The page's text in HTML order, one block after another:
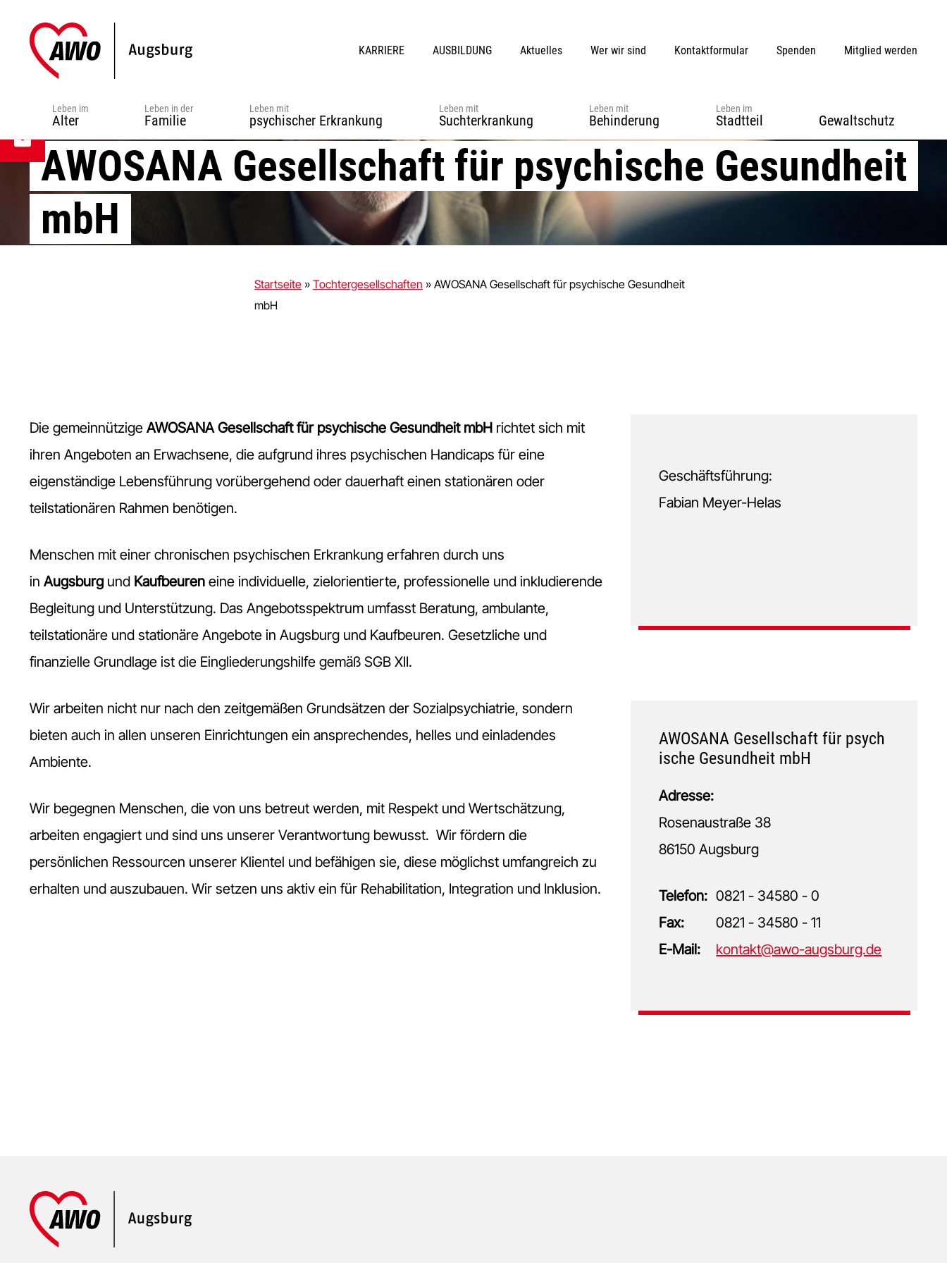
Hauptnavigation
springen
Inhalt
springen
Fußzeile
springen
KARRIERE AUSBILDUNG Aktuelles Wer wir sind Kontaktformular Spenden Mitglied werden
Leben im
Alter
Leben in der
Familie
Leben mit
psychischer Erkrankung
Leben mit
Suchterkrankung
Leben mit
Behinderung
Leben im
Stadtteil Gewaltschutz
AWOSANA Gesellschaft für psychische Gesundheit
mbH
Startseite » Tochtergesellschaften » AWOSANA Gesellschaft für psychische Gesundheit
mbH
Die gemeinnützige AWOSANA Gesellschaft für psychische Gesundheit mbH richtet sich mit
ihren Angeboten an Erwachsene, die aufgrund ihres psychischen Handicaps für eine
eigenständige Lebensführung vorübergehend oder dauerhaft einen stationären oder
teilstationären Rahmen benötigen.
Menschen mit einer chronischen psychischen Erkrankung erfahren durch uns
in Augsburg und Kaufbeuren eine individuelle, zielorientierte, professionelle und inkludierende
Begleitung und Unterstützung. Das Angebotsspektrum umfasst Beratung, ambulante,
teilstationäre und stationäre Angebote in Augsburg und Kaufbeuren. Gesetzliche und
finanzielle Grundlage ist die Eingliederungshilfe gemäß SGB XII.
Wir arbeiten nicht nur nach den zeitgemäßen Grundsätzen der Sozialpsychiatrie, sondern
bieten auch in allen unseren Einrichtungen ein ansprechendes, helles und einladendes
Ambiente.
Wir begegnen Menschen, die von uns betreut werden, mit Respekt und Wertschätzung,
arbeiten engagiert und sind uns unserer Verantwortung bewusst. Wir fördern die
persönlichen Ressourcen unserer Klientel und befähigen sie, diese möglichst umfangreich zu
erhalten und auszubauen. Wir setzen uns aktiv ein für Rehabilitation, Integration und Inklusion.
Geschäftsführung:
Fabian Meyer-Helas
AWOSANA Gesellschaft für psych
ische Gesundheit mbH
Adresse:
Rosenaustraße 38
86150 Augsburg
Telefon: 0821 - 34580 - 0
Fax:
0821 - 34580 - 11
E-Mail:
kontakt@awo-augsburg.de